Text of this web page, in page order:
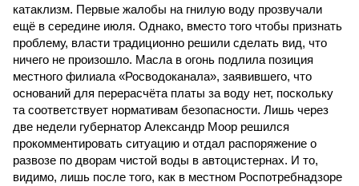
катаклизм. Первые жалобы на гнилую воду прозвучали
ещё в середине июля. Однако, вместо того чтобы признать
проблему, власти традиционно решили сделать вид, что
ничего не произошло. Масла в огонь подлила позиция
местного филиала «Росводоканала», заявившего, что
оснований для перерасчёта платы за воду нет, поскольку
та соответствует нормативам безопасности. Лишь через
две недели губернатор Александр Моор решился
прокомментировать ситуацию и отдал распоряжение о
развозе по дворам чистой воды в автоцистернах. И то,
видимо, лишь после того, как в местном Роспотребнадзоре